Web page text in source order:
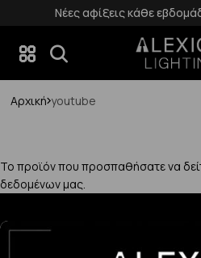
Νέες αφίξεις κάθε
Αρχική youtube
Το προϊόν που προσπαθήσατε να
δεδομένων μας.